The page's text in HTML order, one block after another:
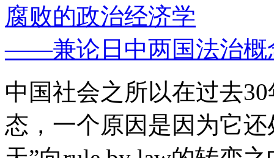
腐败的政治经济学
——兼论日中两国法治概
中国社会之所以在过去
态，一个原因是因为它